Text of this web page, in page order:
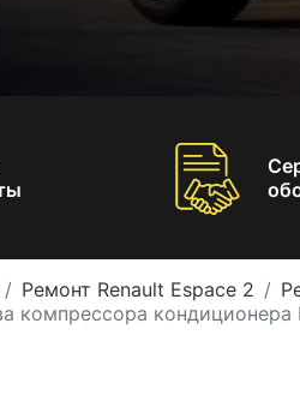
Ремонт Renault Espace 2
компрессора кондиционера